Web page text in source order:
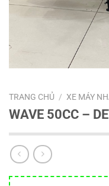
TRANG CHỦ / XE MÁY
WAVE 50CC –